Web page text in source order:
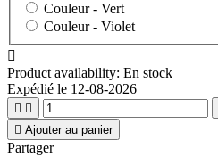
Couleur - Vert
Couleur - Violet

Product availability: En stock
Expédié le 12-08-2026
 
 Ajouter au panier
Partager